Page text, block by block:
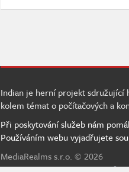
Indian je herní projekt sdružující
kolem témat o počítačových a
Při poskytování služeb nám
Používáním webu vyjadřujete
MediaRealms s.r.o. © 2026
IWS 4.234 - m07d03 | IN | 406 ms |